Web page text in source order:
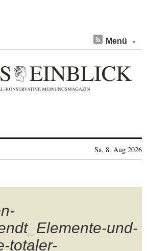
Menü
Sa, 8. Aug 2026
und-
totaler-